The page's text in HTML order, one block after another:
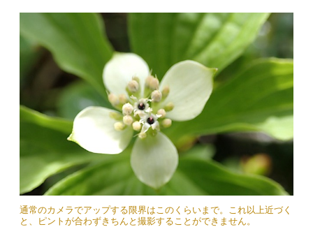
通常のカメラでアップする限界はこのくらいまで。これ以上近づく
と、ピントが合わずきちんと撮影することができません。